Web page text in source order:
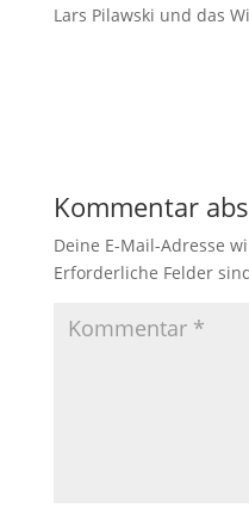
Lars Pilawski und das
Kommentar
Deine E-Mail-Adresse
Erforderliche Felder